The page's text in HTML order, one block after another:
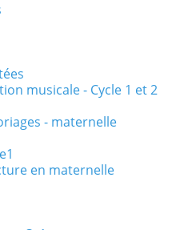
musicale - Cycle 1 et 2
- maternelle
en maternelle